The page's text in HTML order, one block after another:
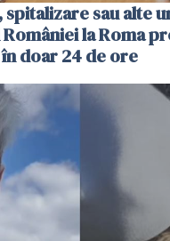
sau alte
la Roma
doar 24 de ore